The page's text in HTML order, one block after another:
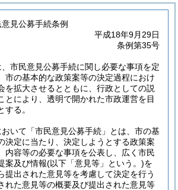
見公募手続条例
平成18年9月29日
条例第35号
、市民意見公募手続に関し必要な事項を定
市の基本的な政策案等の決定過程におけ
を拡大させるとともに、行政としての説
とにより、透明で開かれた市政運営を目
る。
おいて「市民意見公募手続」とは、市の基
決定に当たり、決定しようとする政策案
内容等の必要な事項を公表し、広く市民
案及び情報(以下「意見等」という。)を
提出された意見等を考慮して決定を行う
れた意見等の概要及び提出された意見等